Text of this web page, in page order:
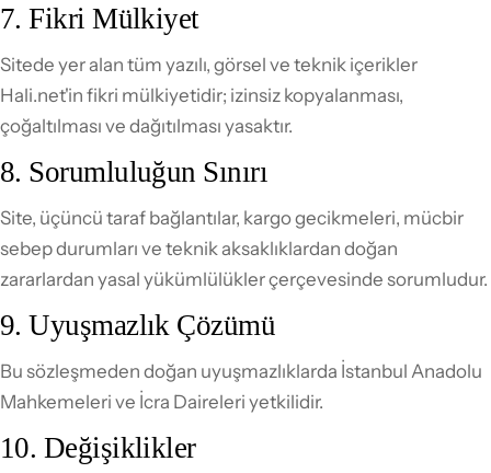
7. Fikri Mülkiyet
Sitede yer alan tüm yazılı, görsel ve teknik içerikler
Hali.net'in fikri mülkiyetidir; izinsiz kopyalanması,
çoğaltılması ve dağıtılması yasaktır.
8. Sorumluluğun Sınırı
Site, üçüncü taraf bağlantılar, kargo gecikmeleri, mücbir
sebep durumları ve teknik aksaklıklardan doğan
zararlardan yasal yükümlülükler çerçevesinde sorumludur.
9. Uyuşmazlık Çözümü
Bu sözleşmeden doğan uyuşmazlıklarda İstanbul Anadolu
Mahkemeleri ve İcra Daireleri yetkilidir.
10. Değişiklikler